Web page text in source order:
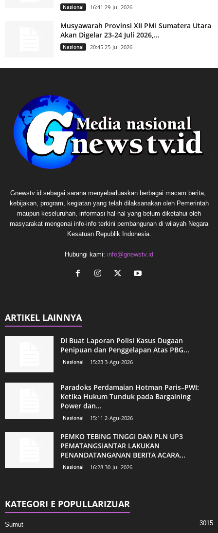
Nasional 16:41 29-Jul-2026
Musyawarah Provinsi XII PMI Sumatera Utara
Akan Digelar 23-24 Juli 2026,...
Nasional 20:45 25-Jul-2026
Gnewstv.id sebagai sarana menyebarluaskan berbagai macam berita,
kebijakan, program, kegiatan yang telah dilaksanakan oleh Pemerintah
maupun keseluruhan, informasi hal-hal yang belum diketahui oleh
masyarakat mengenai info-info terkini pembangunan di wilayah Negara
Kesatuan Republik Indonesia.
Hubungi kami: info@gnewstv.id
ARTIKEL LAINNYA
DI Buat Laporan Polisi Kasus Dugaan
Penipuan dan Penggelapan Atas PBG...
Nasional 15:23 3-Agu-2026
Paradoks Perdamaian Hotman Paris–PWI:
Ketika Hukum Tunduk pada Bargaining
Power dan...
Nasional 15:11 2-Agu-2026
PEMKO TEBING TINGGI DAN PLN UP3
PEMATANGSIANTAR LAKUKAN
PENANDATANGANAN BERITA ACARA...
Nasional 16:28 30-Jul-2026
KATEGORI E POPULLARIZUAR
Sumut 3015